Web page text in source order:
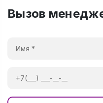
Вызов